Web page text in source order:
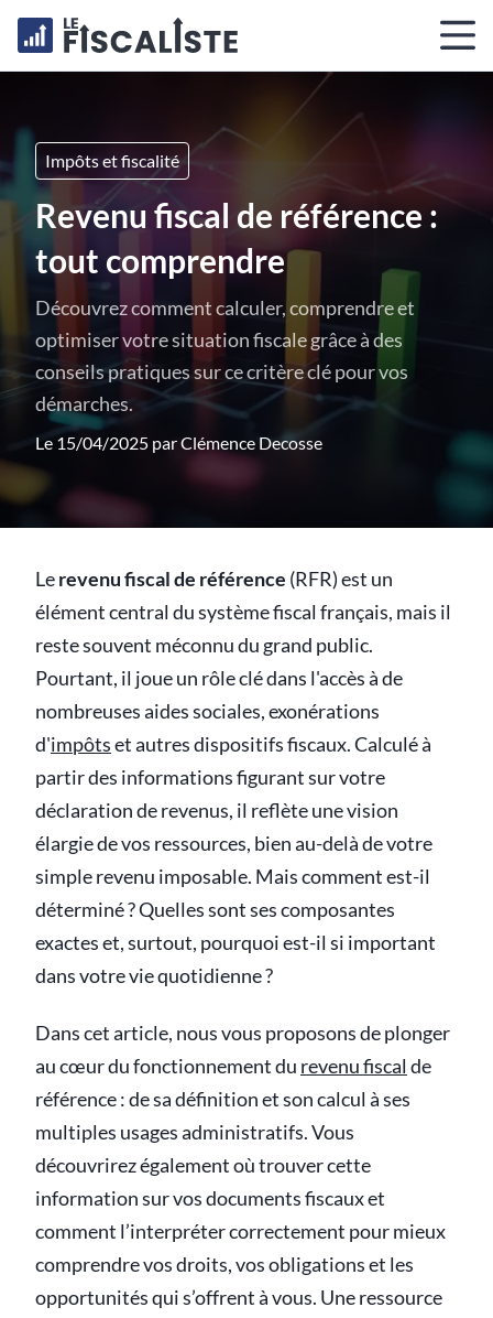
Impôts et fiscalité
Revenu fiscal de référence :
tout comprendre
Découvrez comment calculer, comprendre et
optimiser votre situation fiscale grâce à des
conseils pratiques sur ce critère clé pour vos
démarches.
Le 15/04/2025 parClémence Decosse
Lerevenu fiscal de référence (RFR) est un
élément central du système fiscal français, mais il
reste souvent méconnu du grand public.
Pourtant, il joue un rôle clé dans l'accès à de
nombreuses aides sociales, exonérations
d'impôtset autres dispositifs fiscaux. Calculé à
partir des informations figurant sur votre
déclaration de revenus, il reflète une vision
élargie de vos ressources, bien au-delà de votre
simple revenu imposable. Mais comment est-il
déterminé ? Quelles sont ses composantes
exactes et, surtout, pourquoi est-il si important
dans votre vie quotidienne ?
Dans cet article, nous vous proposons de plonger
au cœur du fonctionnement du revenu fiscal de
référence : de sa définition et son calcul à ses
multiples usages administratifs. Vous
découvrirez également où trouver cette
information sur vos documents fiscaux et
comment l’interpréter correctement pour mieux
comprendre vos droits, vos obligations et les
opportunités qui s’offrent à vous. Une ressource